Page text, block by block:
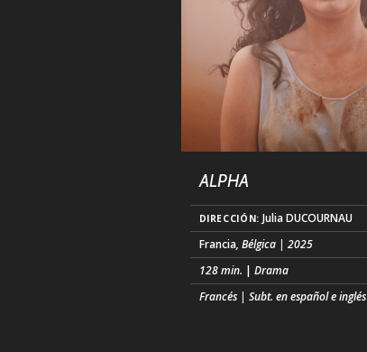
ALPHA
DIRECCIÓN: Julia DUCOURNAU
Francia, Bélgica | 2025
128 min. | Drama
Francés | Subt. en español e inglés